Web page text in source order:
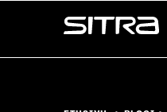
sisältöön
Sitra